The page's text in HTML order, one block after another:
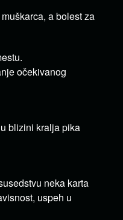
a bolest za
očekivanog
blizini kralja pika
neka karta
uspeh u